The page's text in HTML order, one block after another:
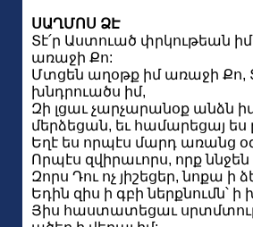
ՍԱՂՄՈՍ ՁԷ
Տէ՛ր Աստուած փրկութեան
առաջի Քո:
Մտցեն աղօթք իմ առաջի Քո,
խնդրուածս իմ,
Զի լցաւ չարչարանօք անձն
մերձեցան, եւ համարեցայ ես
Եղէ ես որպէս մարդ առանց
Որպէս զվիրաւորս, որք
Զորս Դու ոչ յիշեցեր, նոքա ի
Եդին զիս ի գբի ներքնումն՝
Յիս հաստատեցաւ